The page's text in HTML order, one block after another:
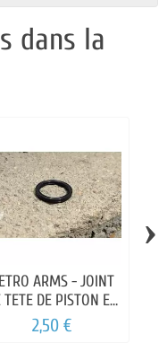
dans la
ARMS - JOINT
TETE DE PISTON EN
X
2,50 €
›